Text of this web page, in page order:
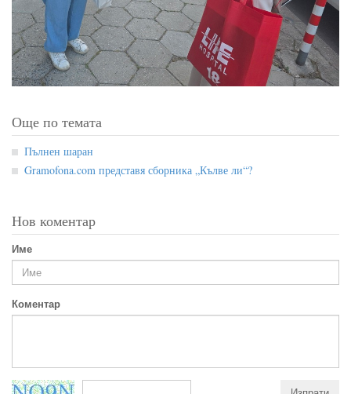
Още по темата
Пълнен шаран
Gramofona.com представя сборника „Кълве ли“?
Нов коментар
Име
Коментар